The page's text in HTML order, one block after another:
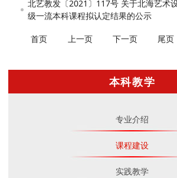
本科教学
专业介绍
课程建设
实践教学
北艺教发〔2021〕117号 关于北海艺术
级一流本科课程拟认定结果的公示
首页 上一页 下一页 尾页